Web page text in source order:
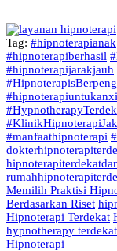
Tag: #hipnoterapianak
#hipnoterapiberhasil
#hipnoterapijarakjauh
#manfaathipnoterapi
Memilih Praktisi
Berdasarkan Riset
Hipnoterapi Terdekat
hypnotherapy terdekat
Hipnoterapi